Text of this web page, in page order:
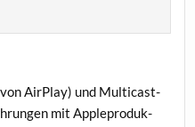
von Air­Play) und Mul­ti­cast­
mit App­le­pro­duk­